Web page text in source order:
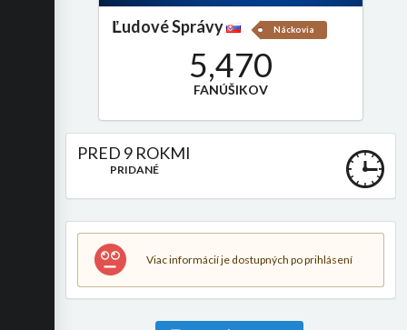
Ľudové Správy Náckovia
5,470
FANÚŠIKOV
PRED 9 ROKMI
PRIDANÉ
Viac informácií je dostupných po prihlásení